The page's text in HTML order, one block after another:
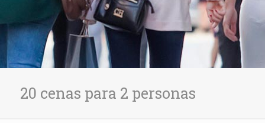
20 cenas para 2 personas